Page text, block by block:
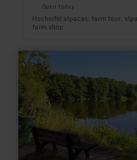
Open today
Hocheifel alpacas: farm tour,
farm shop
learn
more
about:
Sterenbachsee